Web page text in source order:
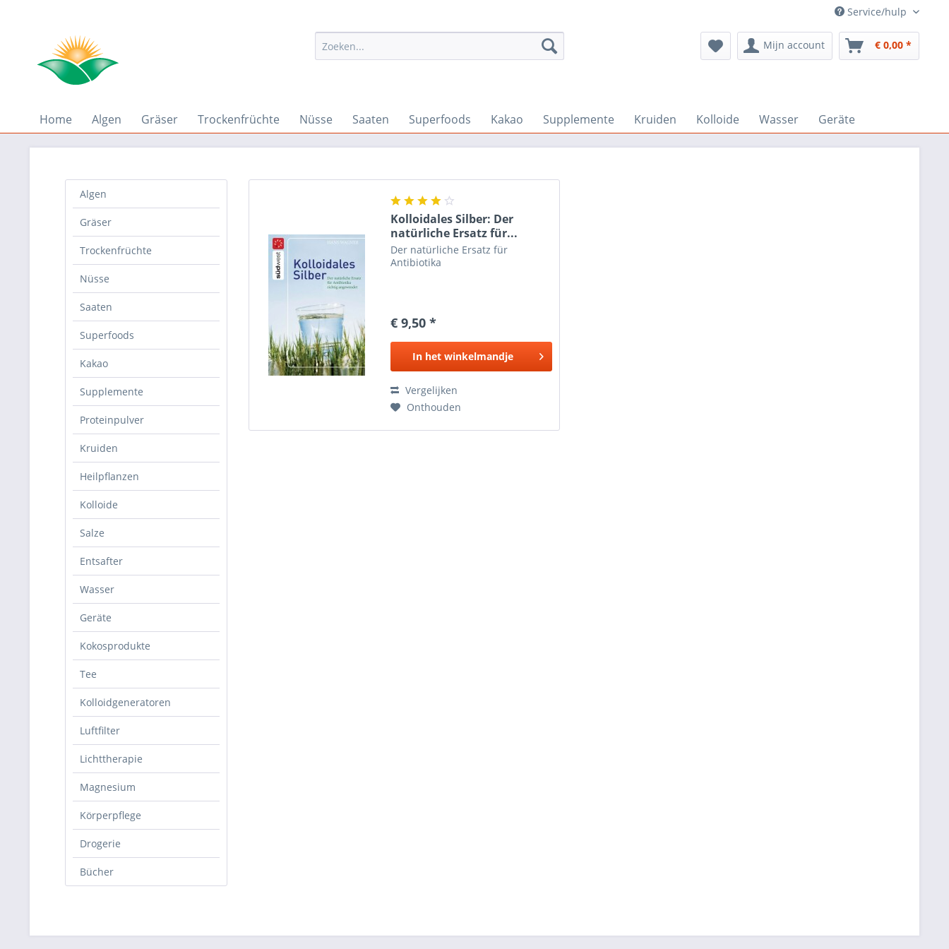
Service/hulp
Mijn account € 0,00 *
Home Algen Gräser Trockenfrüchte Nüsse Saaten Superfoods Kakao Supplemente Kruiden Kolloide Wasser Geräte
Algen
Gräser
Trockenfrüchte
Nüsse
Saaten
Superfoods
Kakao
Supplemente
Proteinpulver
Kruiden
Heilpflanzen
Kolloide
Salze
Entsafter
Wasser
Geräte
Kokosprodukte
Tee
Kolloidgeneratoren
Luftfilter
Lichttherapie
Magnesium
Körperpflege
Drogerie
Bücher
Kolloidales Silber: Der
natürliche Ersatz für...
Der natürliche Ersatz für
Antibiotika
€ 9,50 *
In het winkelmandje
Vergelijken
Onthouden